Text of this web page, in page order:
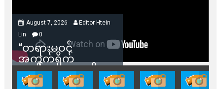
August 7, 2026
Editor Htein
Lin
0
“တရားမဝင်
အကွက်ရိုက်
ရောင်းချမှုတွေကို
သက်ဆိုင်ရာတာဝန်ရှိ